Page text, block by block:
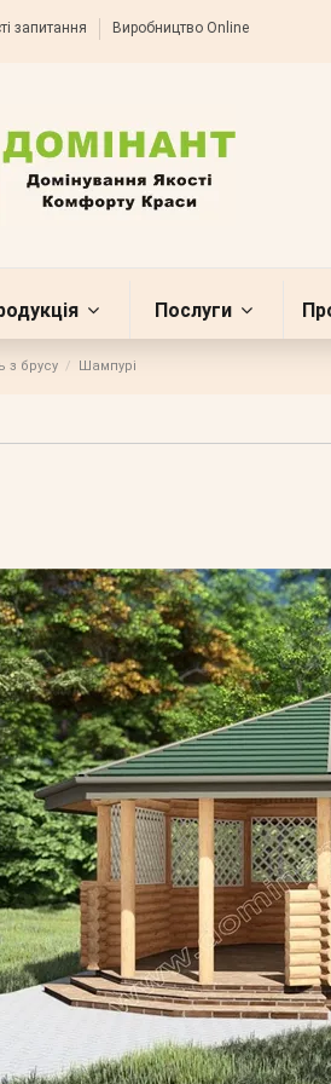
запитання Виробництво Online
Послуги
з брусу Шампурі